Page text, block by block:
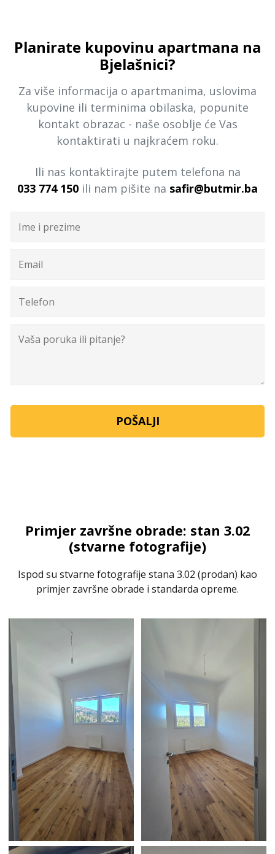
Planirate kupovinu apartmana na
Bjelašnici?
Za više informacija o apartmanima, uslovima
kupovine ili terminima obilaska, popunite
kontakt obrazac - naše osoblje će Vas
kontaktirati u najkraćem roku.
Ili nas kontaktirajte putem telefona na
033 774 150 ili nam pišite na safir@butmir.ba
Primjer završne obrade: stan 3.02
(stvarne fotografije)
Ispod su stvarne fotografije stana 3.02 (prodan) kao
primjer završne obrade i standarda opreme.